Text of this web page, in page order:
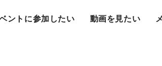
ントに参加したい 動画を見たい